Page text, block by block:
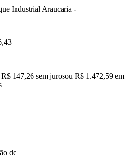
Industrial Araucaria -
,43
147,26 sem jurosou R$ 1.472,59 em
de